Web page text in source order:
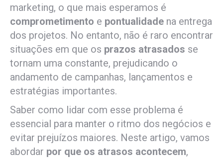
marketing, o que mais esperamos é
comprometimento e pontualidade na entrega
dos projetos. No entanto, não é raro encontrar
situações em que os prazos atrasados se
tornam uma constante, prejudicando o
andamento de campanhas, lançamentos e
estratégias importantes.
Saber como lidar com esse problema é
essencial para manter o ritmo dos negócios e
evitar prejuízos maiores. Neste artigo, vamos
abordar por que os atrasos acontecem,